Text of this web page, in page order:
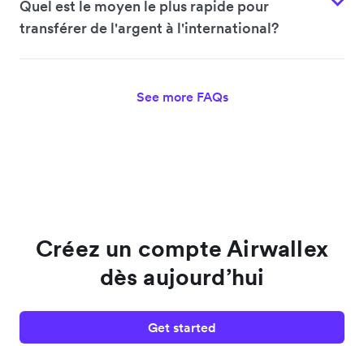
Quel est le moyen le plus rapide pour
transférer de l'argent à l'international?
See more FAQs
Créez un compte Airwallex
dès aujourd’hui
Get started